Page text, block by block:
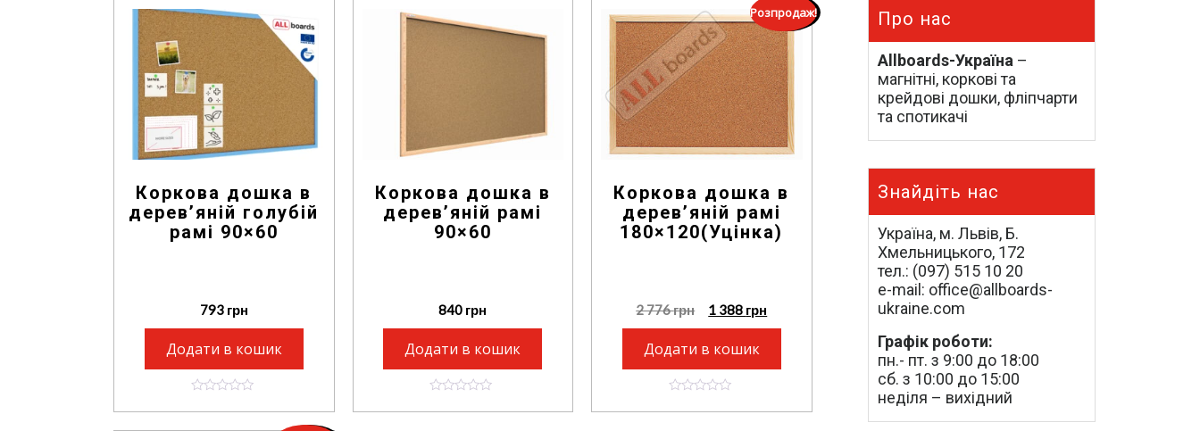
Коркова дошка в
дерев’яній голубій
рамі 90×60
793 грн
Додати в кошик
o
Коркова дошка в
дерев’яній рамі
90×60
840 грн
Додати в кошик
o
Розпродаж!
Коркова дошка в
дерев’яній рамі
180×120(Уцінка)
2 776грн 1 388 грн
Додати в кошик
o
Про нас
Allboards-Україна –
магнітні, коркові та
крейдові дошки, фліпчарти
та спотикачі
Знайдіть нас
Україна, м. Львів, Б.
Хмельницького, 172
тел.: (097) 515 10 20
e-mail: office@allboards-
ukraine.com
Графік роботи:
пн.- пт. з 9:00 до 18:00
сб. з 10:00 до 15:00
неділя – вихідний